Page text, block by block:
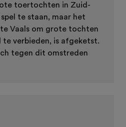
toertochten in Zuid-
te staan, maar het
Vaals om grote tochten
te verbieden, is afgeketst.
tegen dit omstreden